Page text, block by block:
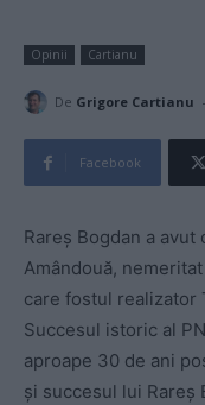
Opinii Cartianu
De Grigore Cartianu
Facebook
Rareș Bogdan a
Amândouă,
care fostul realizator
Succesul istoric al
aproape 30 de ani
și succesul lui Rareș